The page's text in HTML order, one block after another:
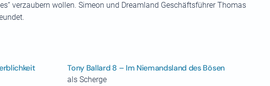
verzaubern wollen. Simeon und Dreamland Geschäftsführer Thomas
Tony Ballard 8 – Im Niemandsland des Bösen
als Scherge